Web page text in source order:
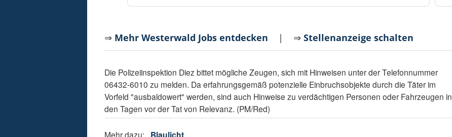
⇒ Mehr Westerwald Jobs entdecken | ⇒Stellenanzeige schalten
Die Polizeiinspektion Diez bittet mögliche Zeugen, sich mit Hinweisen unter der Telefonnummer
06432-6010 zu melden. Da erfahrungsgemäß potenzielle Einbruchsobjekte durch die Täter im
Vorfeld "ausbaldowert" werden, sind auch Hinweise zu verdächtigen Personen oder Fahrzeugen in
den Tagen vor der Tat von Relevanz. (PM/Red)
Mehr dazu: